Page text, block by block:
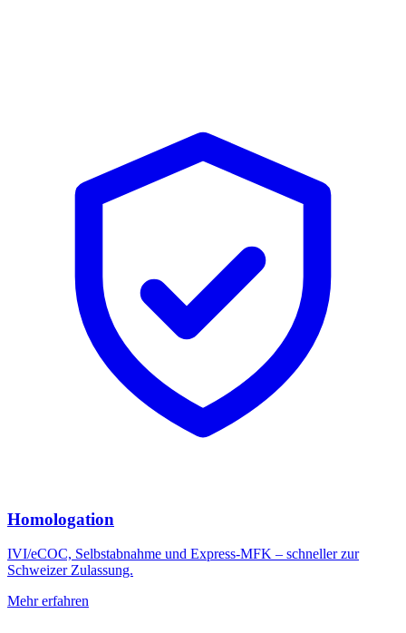
Homologation
IVI/eCOC, Selbstabnahme und Express-MFK – schneller zur
Schweizer Zulassung.
Mehr erfahren